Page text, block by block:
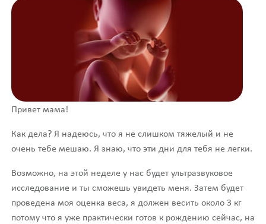
Привет мама!
Как дела? Я надеюсь, что я не слишком тяжелый и не
очень тебе мешаю. Я знаю, что эти дни для тебя не легки.
Возможно, на этой неделе у нас будет ультразвуковое
исследование и ты сможешь увидеть меня. Затем будет
проведена моя оценка веса, я должен весить около 3 кг
потому что я уже практически готов к рождению сейчас, на